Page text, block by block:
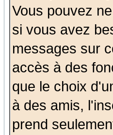
Vous pouvez
si vous avez
messages sur
accès à des
que le choix
à des amis,
prend